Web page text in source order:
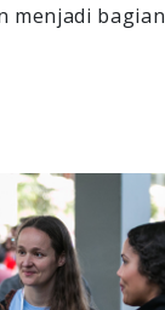
menjadi bagian